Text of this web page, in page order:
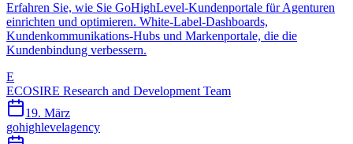
Erfahren Sie, wie Sie GoHighLevel-Kundenportale für Agenturen
einrichten und optimieren. White-Label-Dashboards,
Kundenkommunikations-Hubs und Markenportale, die die
Kundenbindung verbessern.
E
ECOSIRE Research and Development Team
19. März
gohighlevelagency